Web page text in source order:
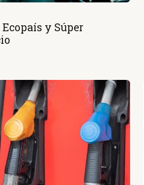
y Súper